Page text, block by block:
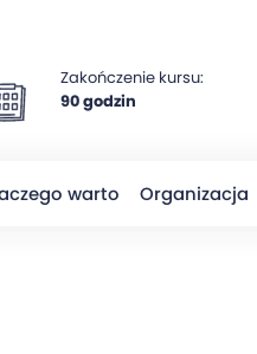
Zakończenie kursu:
90 godzin
warto Organizacja